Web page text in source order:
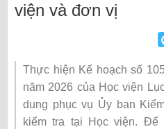
viện và đơn vị
Thực hiện Kế hoạch số
năm 2026 của Học viện
dung phục vụ Ủy ban
kiểm tra tại Học viện. Để